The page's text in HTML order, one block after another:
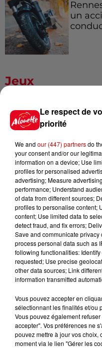
un
Jeux
Le
pour
votre
de la...
vous !
Le respect de
priorité
We and our (447) partnersdo
your consent and/or our
information on a device; Use
profiles for personalised
advertising; Measure
performance; Understand
of data from different sources;
profiles to personalise content;
content; Use limited data to
detect fraud, and fix errors;
Save and communicate
process personal data such as
following functionalities:
requested; Use precise
other data sources; Link
information transmitted
Vous pouvez accepter en
sélectionnant les finalités et/ou
Vous pouvez également
accepter". Vos préférences ne
pouvez mettre à jour vos choix,
moment via le lien "Gérer les